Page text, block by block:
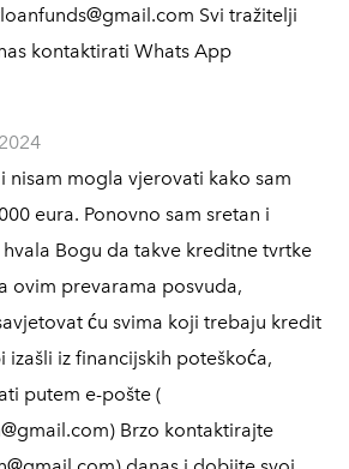
Svi tražitelji
kontaktirati Whats App
nisam mogla vjerovati kako sam
eura. Ponovno sam sretan i
Bogu da takve kreditne tvrtke
ovim prevarama posvuda,
ću svima koji trebaju kredit
izašli iz financijskih poteškoća,
putem e-pošte (
Brzo kontaktirajte